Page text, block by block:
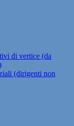
di vertice (da
(dirigenti non